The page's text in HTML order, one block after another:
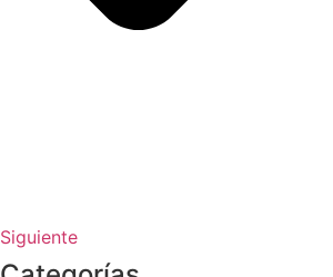
Siguiente